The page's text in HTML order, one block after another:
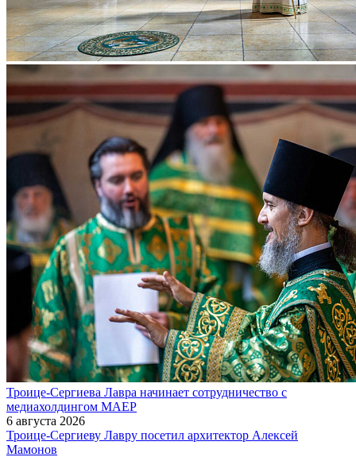
Троице-Сергиева Лавра начинает сотрудничество с
медиахолдингом МАЕР
6 августа 2026
Троице-Сергиеву Лавру посетил архитектор Алексей
Мамонов